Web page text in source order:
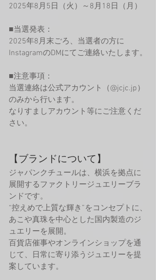
2025年8月5日（火）～8月18日（月）
■当選発表：
2025年8月末ごろ、当選者の方に
InstagramのDMにてご連絡いたします。
■注意事項：
当選連絡は公式アカウント（@jcjc.jp）
のみから行います。
なりすましアカウント等にご注意くだ
さい。
【ブランドについて】
ジャパンクチュールは、横浜を拠点に
展開するファクトリージュエリーブラ
ンドです。
“控えめで上質な輝き”をコンセプトに、
あこや真珠を中心とした国内製造のジ
ュエリーを展開。
百貨店催事やオンラインショップを通
じて、日常に寄り添うジュエリーを提
案しています。